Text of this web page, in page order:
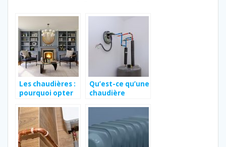
Les chaudières :
pourquoi opter
électriques ?
Qu’est-ce qu’une
chaudière